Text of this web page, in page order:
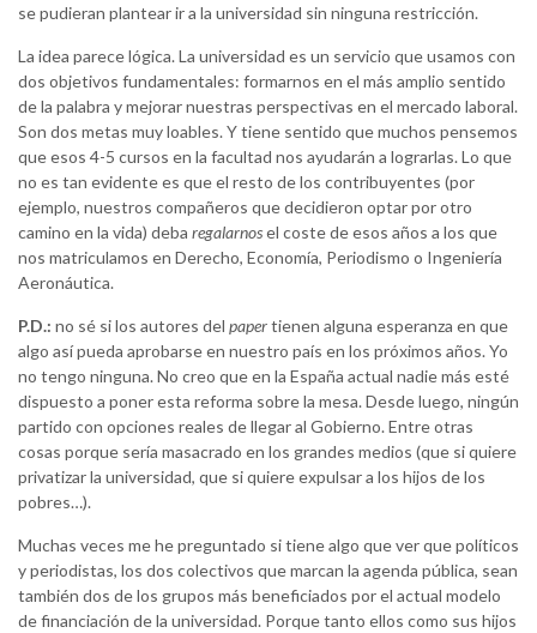
se pudieran plantear ir a la universidad sin ninguna restricción.
La idea parece lógica. La universidad es un servicio que usamos con
dos objetivos fundamentales: formarnos en el más amplio sentido
de la palabra y mejorar nuestras perspectivas en el mercado laboral.
Son dos metas muy loables. Y tiene sentido que muchos pensemos
que esos 4-5 cursos en la facultad nos ayudarán a lograrlas. Lo que
no es tan evidente es que el resto de los contribuyentes (por
ejemplo, nuestros compañeros que decidieron optar por otro
camino en la vida) deba regalarnosel coste de esos años a los que
nos matriculamos en Derecho, Economía, Periodismo o Ingeniería
Aeronáutica.
P.D.: no sé si los autores del papertienen alguna esperanza en que
algo así pueda aprobarse en nuestro país en los próximos años. Yo
no tengo ninguna. No creo que en la España actual nadie más esté
dispuesto a poner esta reforma sobre la mesa. Desde luego, ningún
partido con opciones reales de llegar al Gobierno. Entre otras
cosas porque sería masacrado en los grandes medios (que si quiere
privatizar la universidad, que si quiere expulsar a los hijos de los
pobres…).
Muchas veces me he preguntado si tiene algo que ver que políticos
y periodistas, los dos colectivos que marcan la agenda pública, sean
también dos de los grupos más beneficiados por el actual modelo
de financiación de la universidad. Porque tanto ellos como sus hijos